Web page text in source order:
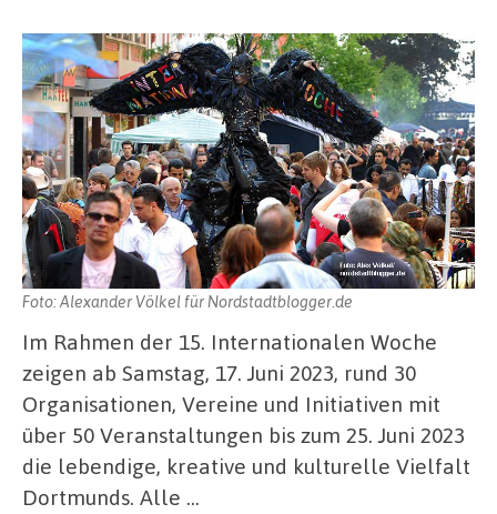
Foto: Alexander Völkel für Nordstadtblogger.de
Im Rahmen der 15. Internationalen Woche
zeigen ab Samstag, 17. Juni 2023, rund 30
Organisationen, Vereine und Initiativen mit
über 50 Veranstaltungen bis zum 25. Juni 2023
die lebendige, kreative und kulturelle Vielfalt
Dortmunds. Alle …